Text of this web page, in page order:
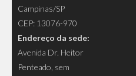
Campinas/SP
CEP: 13076-970
Endereço da sede:
Avenida Dr. Heitor
Penteado, sem